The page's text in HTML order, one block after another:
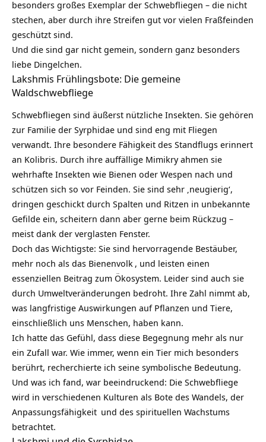
besonders großes Exemplar der Schwebfliegen – die nicht
stechen, aber durch ihre Streifen gut vor vielen Fraßfeinden
geschützt sind.
Und die sind gar nicht gemein, sondern ganz besonders
liebe Dingelchen.
Lakshmis Frühlingsbote: Die gemeine
Waldschwebfliege
Schwebfliegen sind äußerst nützliche Insekten. Sie gehören
zur Familie der Syrphidae und sind eng mit Fliegen
verwandt. Ihre besondere Fähigkeit des Standflugs erinnert
an Kolibris. Durch ihre auffällige Mimikry ahmen sie
wehrhafte Insekten wie Bienen oder Wespen nach und
schützen sich so vor Feinden. Sie sind sehr ‚neugierig‘,
dringen geschickt durch Spalten und Ritzen in unbekannte
Gefilde ein, scheitern dann aber gerne beim Rückzug –
meist dank der verglasten Fenster.
Doch das Wichtigste: Sie sind hervorragende Bestäuber,
mehr noch als das Bienenvolk , und leisten einen
essenziellen Beitrag zum Ökosystem. Leider sind auch sie
durch Umweltveränderungen bedroht. Ihre Zahl nimmt ab,
was langfristige Auswirkungen auf Pflanzen und Tiere,
einschließlich uns Menschen, haben kann.
Ich hatte das Gefühl, dass diese Begegnung mehr als nur
ein Zufall war. Wie immer, wenn ein Tier mich besonders
berührt, recherchierte ich seine symbolische Bedeutung.
Und was ich fand, war beeindruckend: Die Schwebfliege
wird in verschiedenen Kulturen als Bote des Wandels, der
Anpassungsfähigkeit und des spirituellen Wachstums
betrachtet.